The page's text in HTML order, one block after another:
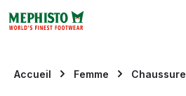
Passer au contenu principal
Accueil Femme